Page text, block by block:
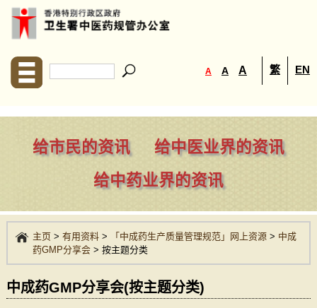
A A A 繁 EN
给市民的资讯
给中医业界的资讯
给中药业界的资讯
主页> 有用资料> 「中成药生产质量管理规范」网上资源> 中成
药GMP分享会> 按主题分类
中成药GMP分享会(按主题分类)